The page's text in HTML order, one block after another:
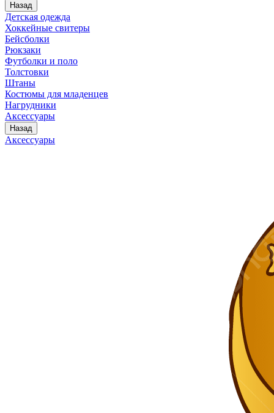
Назад
Детская одежда
Хоккейные свитеры
Бейсболки
Рюкзаки
Футболки и поло
Толстовки
Штаны
Костюмы для младенцев
Нагрудники
Аксессуары
Назад
Аксессуары